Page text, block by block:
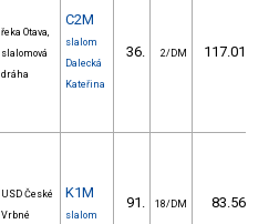
řeka Otava,
slalomová
dráha
C2M
slalom
Dalecká
Kateřina
36. 2/DM 117.01
USD České
Vrbné
K1M
slalom
91. 18/DM 83.56